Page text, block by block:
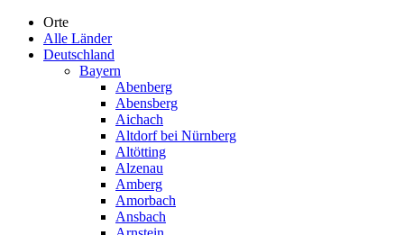
Orte
Alle Länder
Deutschland
Bayern
Abenberg
Abensberg
Aichach
Altdorf bei Nürnberg
Altötting
Alzenau
Amberg
Amorbach
Ansbach